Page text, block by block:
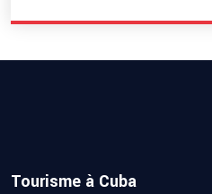
Tourisme à Cuba